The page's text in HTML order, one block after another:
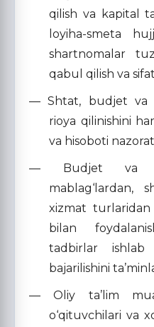
qilish va kapital
loyiha-smeta
shartnomalar
qabul qilish va
— Shtat, budjet va
rioya qilinishini
va hisoboti
— Budjet va
mablag‘lardan,
xizmat
bilan
tadbirlar
bajarilishini
— Oliy ta’lim
o‘qituvchilari va